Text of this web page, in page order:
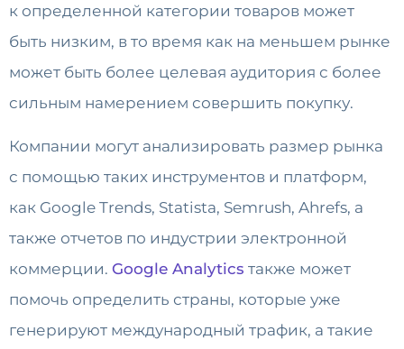
к определенной категории товаров может
быть низким, в то время как на меньшем рынке
может быть более целевая аудитория с более
сильным намерением совершить покупку.
Компании могут анализировать размер рынка
с помощью таких инструментов и платформ,
как Google Trends, Statista, Semrush, Ahrefs, а
также отчетов по индустрии электронной
коммерции. Google Analytics также может
помочь определить страны, которые уже
генерируют международный трафик, а такие